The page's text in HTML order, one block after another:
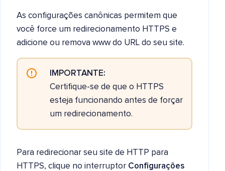
As configurações canônicas permitem que
você force um redirecionamento HTTPS e
adicione ou remova www do URL do seu site.
IMPORTANTE:
Certifique-se de que o HTTPS
esteja funcionando antes de forçar
um redirecionamento.
Para redirecionar seu site de HTTP para
HTTPS, clique no interruptor Configurações